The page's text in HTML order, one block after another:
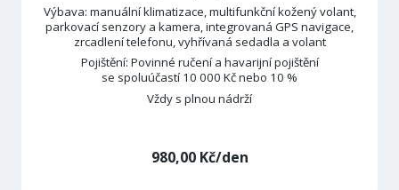
Výbava: manuální klimatizace, multifunkční kožený volant,
parkovací senzory a kamera, integrovaná GPS navigace,
zrcadlení telefonu, vyhřívaná sedadla a volant
Pojištění: Povinné ručení a havarijní pojištění
se spoluúčastí 10 000 Kč nebo 10 %
Vždy s plnou nádrží
980,00 Kč/den